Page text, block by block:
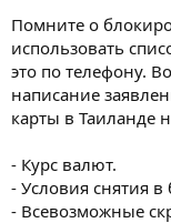
Помните о
использовать
это по телефону.
написание
карты в Таиланде
- Курс валют.
- Условия снятия в
- Всевозможные